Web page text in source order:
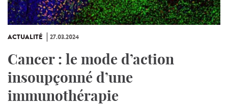
ACTUALITÉ 27.03.2024
Cancer : le mode d’action
insoupçonné d’une
immunothérapie